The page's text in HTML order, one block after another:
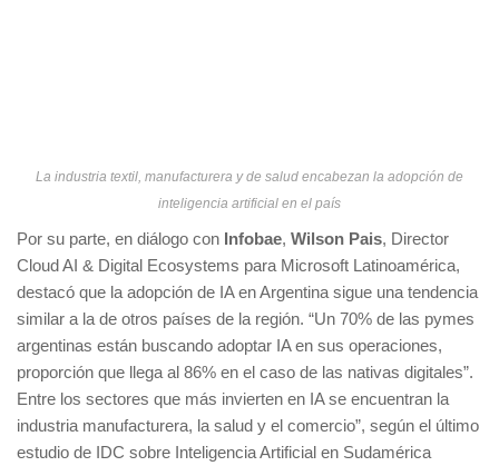
La industria textil, manufacturera y de salud encabezan la adopción de
inteligencia artificial en el país
Por su parte, en diálogo con Infobae, Wilson Pais, Director
Cloud AI & Digital Ecosystems para Microsoft Latinoamérica,
destacó que la adopción de IA en Argentina sigue una tendencia
similar a la de otros países de la región. “Un 70% de las pymes
argentinas están buscando adoptar IA en sus operaciones,
proporción que llega al 86% en el caso de las nativas digitales”.
Entre los sectores que más invierten en IA se encuentran la
industria manufacturera, la salud y el comercio”, según el último
estudio de IDC sobre Inteligencia Artificial en Sudamérica